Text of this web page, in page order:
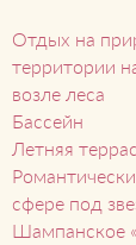
Отдых на
территории
возле леса
Бассейн
Летняя
сфере под
Шампанское